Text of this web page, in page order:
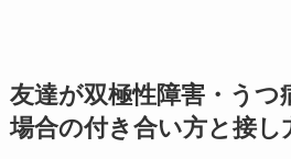
友達が双極性障害・うつ
場合の付き合い方と接し